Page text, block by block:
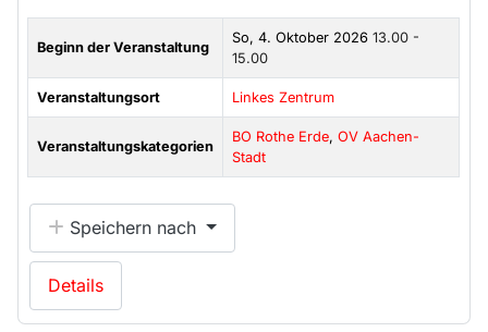
Beginn der Veranstaltung
So, 4. Oktober 202613.00 -
15.00
Veranstaltungsort Linkes Zentrum
Veranstaltungskategorien
BO Rothe Erde,OV Aachen-
Stadt
Speichern nach
Details